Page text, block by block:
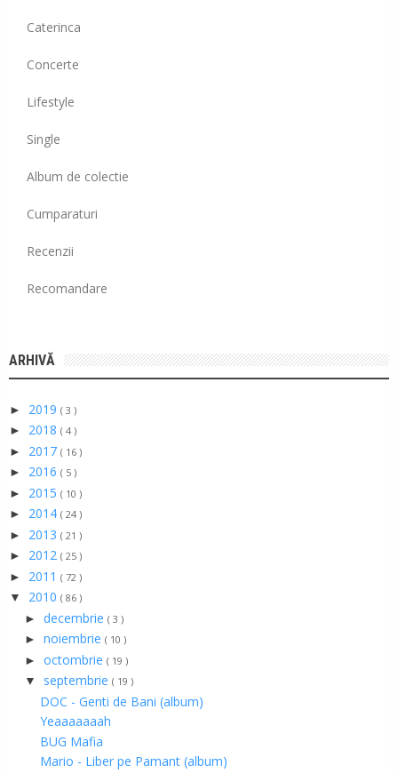
Caterinca
Concerte
Lifestyle
Single
Album de colectie
Cumparaturi
Recenzii
Recomandare
ARHIVĂ
► 2019 ( 3 )
► 2018 ( 4 )
► 2017 ( 16 )
► 2016 ( 5 )
► 2015 ( 10 )
► 2014 ( 24 )
► 2013 ( 21 )
► 2012 ( 25 )
► 2011 ( 72 )
▼ 2010 ( 86 )
► decembrie ( 3 )
► noiembrie ( 10 )
► octombrie ( 19 )
▼ septembrie ( 19 )
DOC - Genti de Bani (album)
Yeaaaaaaah
BUG Mafia
Mario - Liber pe Pamant (album)